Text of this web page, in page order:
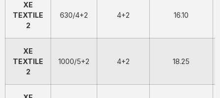
XE
TEXTILE
2
630/4+2 4+2 16.10
XE
TEXTILE
2
1000/5+2 4+2 18.25